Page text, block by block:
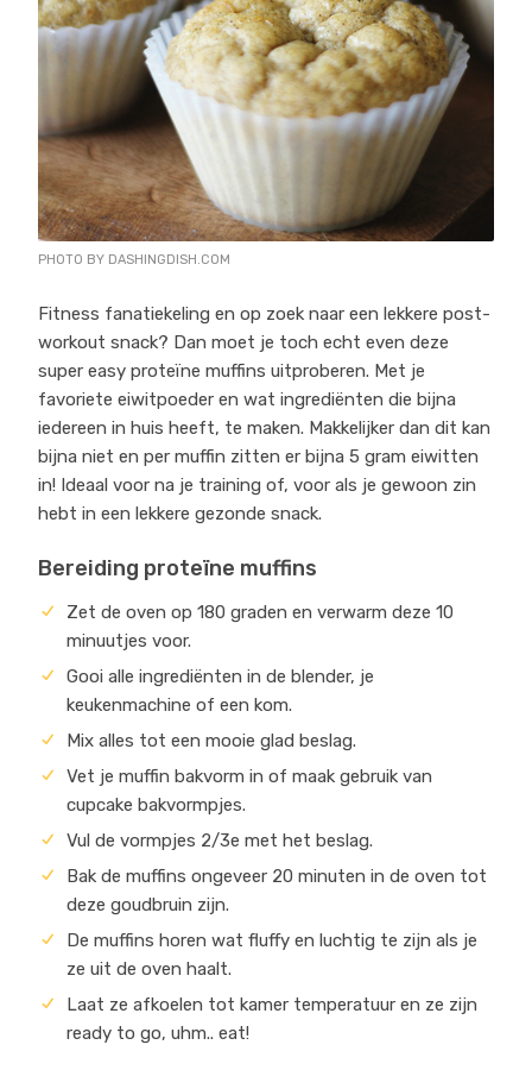
PHOTO BY DASHINGDISH.COM
Fitness fanatiekeling en op zoek naar een lekkere post-
workout snack? Dan moet je toch echt even deze
super easy proteïne muffins uitproberen. Met je
favoriete eiwitpoeder en wat ingrediënten die bijna
iedereen in huis heeft, te maken. Makkelijker dan dit kan
bijna niet en per muffin zitten er bijna 5 gram eiwitten
in! Ideaal voor na je training of, voor als je gewoon zin
hebt in een lekkere gezonde snack.
Bereiding proteïne muffins
Zet de oven op 180 graden en verwarm deze 10
minuutjes voor.
Gooi alle ingrediënten in de blender, je
keukenmachine of een kom.
Mix alles tot een mooie glad beslag.
Vet je muffin bakvorm in of maak gebruik van
cupcake bakvormpjes.
Vul de vormpjes 2/3e met het beslag.
Bak de muffins ongeveer 20 minuten in de oven tot
deze goudbruin zijn.
De muffins horen wat fluffy en luchtig te zijn als je
ze uit de oven haalt.
Laat ze afkoelen tot kamer temperatuur en ze zijn
ready to go, uhm.. eat!